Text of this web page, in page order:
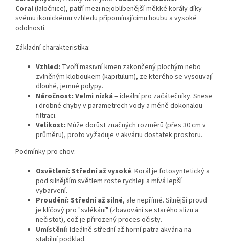
Coral(laločnice), patří mezi nejoblíbenější měkké korály díky
svému ikonickému vzhledu připomínajícímu houbu a vysoké
odolnosti.
Základní charakteristika:
Vzhled: Tvoří masivní kmen zakončený plochým nebo
zvlněným kloboukem (kapitulum), ze kterého se vysouvají
dlouhé, jemné polypy.
Náročnost: Velmi nízká – ideální pro začátečníky. Snese
i drobné chyby v parametrech vody a méně dokonalou
filtraci.
Velikost: Může dorůst značných rozměrů (přes 30 cm v
průměru), proto vyžaduje v akváriu dostatek prostoru.
Podmínky pro chov:
Osvětlení: Střední až vysoké. Korál je fotosyntetický a
pod silnějším světlem roste rychleji a mívá lepší
vybarvení.
Proudění: Střední až silné, ale nepřímé. Silnější proud
je klíčový pro "svlékání" (zbavování se starého slizu a
nečistot), což je přirozený proces očisty.
Umístění: Ideálně střední až horní patra akvária na
stabilní podklad.